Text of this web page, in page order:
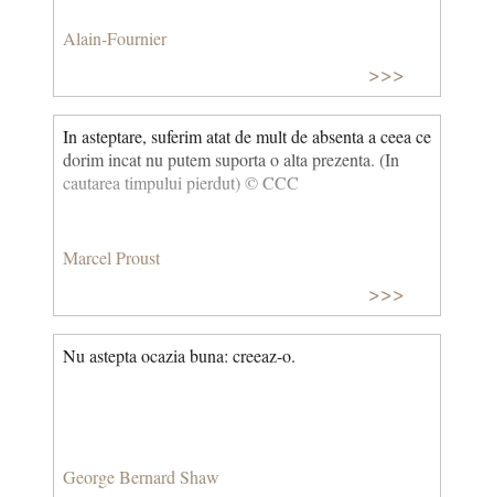
Alain-Fournier
>>>
In asteptare, suferim atat de mult de absenta a ceea ce
dorim incat nu putem suporta o alta prezenta. (In
cautarea timpului pierdut) © CCC
Marcel Proust
>>>
Nu astepta ocazia buna: creeaz-o.
George Bernard Shaw